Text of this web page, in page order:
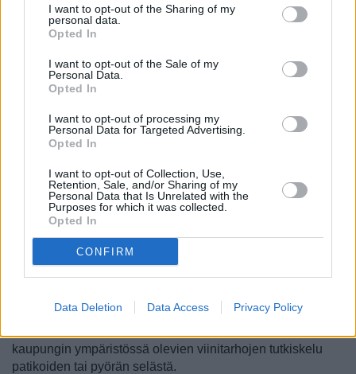
I want to opt-out of the Sharing of my
personal data.
Opted In
I want to opt-out of the Sale of my
Personal Data.
Opted In
I want to opt-out of processing my
Personal Data for Targeted Advertising.
Opted In
I want to opt-out of Collection, Use,
Retention, Sale, and/or Sharing of my
Personal Data that Is Unrelated with the
Purposes for which it was collected.
Opted In
CONFIRM
Data Deletion Data Access Privacy Policy
julkisilla pääsee lentokentiltä, ja omalla autolla liikkeellä
oleville Torinosta Ranskaan kulkeva moottoritie vie
Linnunradalle. Parhaita tapoja matkustaa Sestriereen ja
muuallekin alueelle ovat yksityiskuljetukset
infosta, joista yksi sijaitsee suoraan Porta Nuova -aseman
edessä Piazza Carlo Felice -aukiolla, saa lisätietoa siitä,
Alba
Alle tunnin matkan päässä Torinosta sijaitseva
gourmetparatiisi, joka on tunnettu niin viineistään,
suklaistaan kuin muistakin herkuistaan. Alba on Nutellan ja
Kinderin kotikaupunki, ja sen ravintolat tarjoavat miltei
yksinomaan paikallisista elintarvikkeista hartaudella
valmistettuja ruokia. Tämä on myös Ferrero Rocher -
suklaatehtaan kotipaikka, ja tänne jos minne kannattaa
kotiin tuotavaksi. Myös ikääntyneet viinit ja valkotryffelit
kaupungin ympäristössä olevien viinitarhojen tutkiskelu
patikoiden tai pyörän selästä.